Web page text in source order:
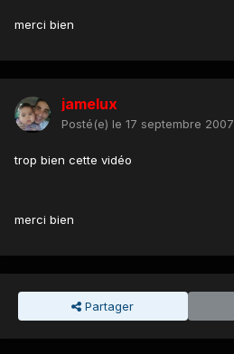
merci bien
jamelux
Posté(e) le 17 septembre 2007
trop bien cette vidéo
merci bien
Partager